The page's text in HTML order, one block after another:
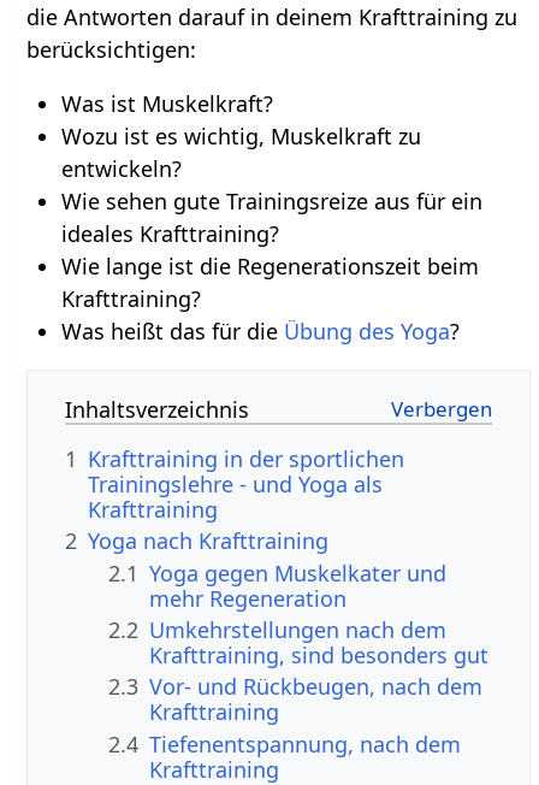
die Antworten darauf in deinem Krafttraining zu
berücksichtigen:
Was ist Muskelkraft?
Wozu ist es wichtig, Muskelkraft zu
entwickeln?
Wie sehen gute Trainingsreize aus für ein
ideales Krafttraining?
Wie lange ist die Regenerationszeit beim
Krafttraining?
Was heißt das für die Übung des Yoga?
Inhaltsverzeichnis
1 Krafttraining in der sportlichen
Trainingslehre - und Yoga als
Krafttraining
2 Yoga nach Krafttraining
2.1 Yoga gegen Muskelkater und
mehr Regeneration
2.2 Umkehrstellungen nach dem
Krafttraining, sind besonders gut
2.3 Vor- und Rückbeugen, nach dem
Krafttraining
2.4 Tiefenentspannung, nach dem
Krafttraining